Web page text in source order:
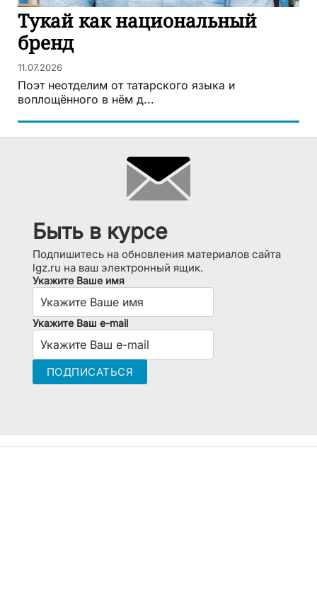
Тукай как национальный
бренд
11.07.2026
Поэт неотделим от татарского языка и
воплощённого в нём д...
Быть в курсе
Подпишитесь на обновления материалов сайта
lgz.ru на ваш электронный ящик.
Укажите Ваше имя
Укажите Ваш e-mail